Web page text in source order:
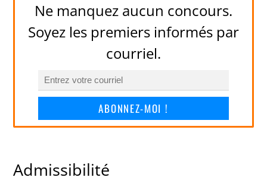
Ne manquez aucun concours.
Soyez les premiers informés par
courriel.
ABONNEZ-MOI !
Admissibilité